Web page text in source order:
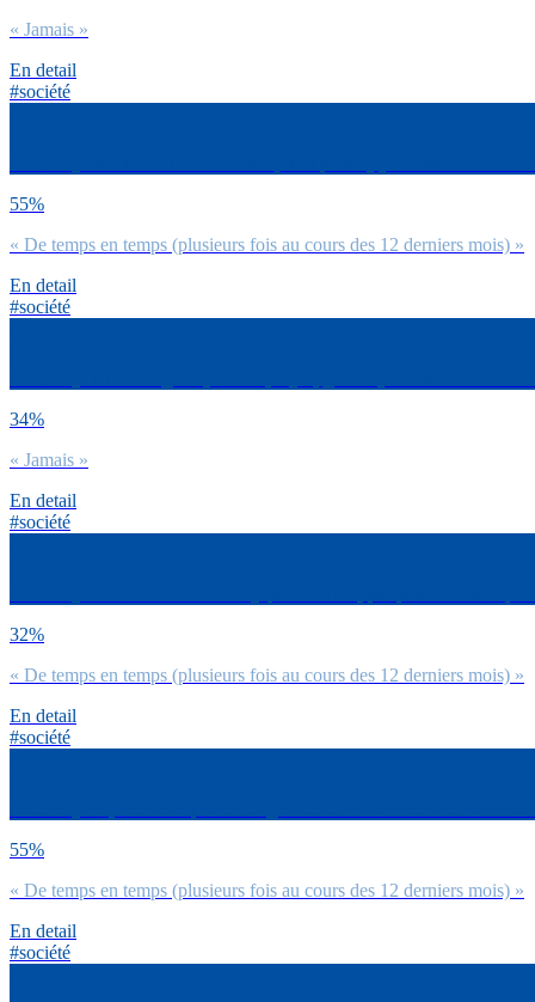
« Jamais »
En detail
#société
55%
« De temps en temps (plusieurs fois au cours des 12 derniers mois) »
En detail
#société
34%
« Jamais »
En detail
#société
32%
« De temps en temps (plusieurs fois au cours des 12 derniers mois) »
En detail
#société
55%
« De temps en temps (plusieurs fois au cours des 12 derniers mois) »
En detail
#société